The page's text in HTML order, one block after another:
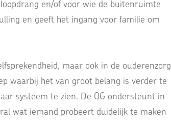
en/of voor wie de buitenruimte
en geeft het ingang voor familie om
maar ook in de ouderenzorg
waarbij het van groot belang is verder te
systeem te zien. De OG ondersteunt in
wat iemand probeert duidelijk te maken